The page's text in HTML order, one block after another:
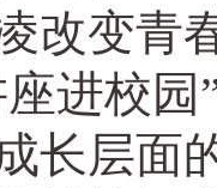
改变青
进校
长层面